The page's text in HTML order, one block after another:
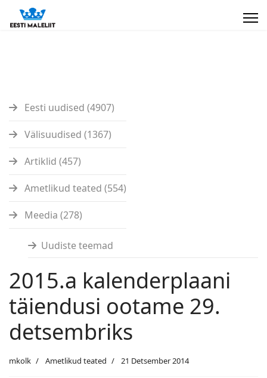
Eesti uudised (4907)
Välisuudised (1367)
Artiklid (457)
Ametlikud teated (554)
Meedia (278)
Uudiste teemad
2015.a kalenderplaani
täiendusi ootame 29.
detsembriks
mkolk Ametlikud teated 21 Detsember 2014